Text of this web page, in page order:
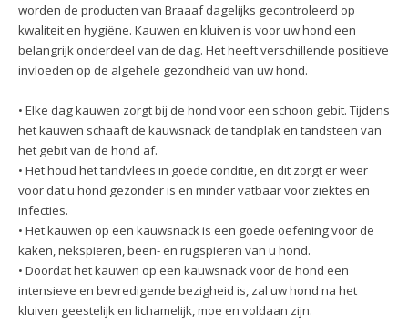
worden de producten van Braaaf dagelijks gecontroleerd op
kwaliteit en hygiëne. Kauwen en kluiven is voor uw hond een
belangrijk onderdeel van de dag. Het heeft verschillende positieve
invloeden op de algehele gezondheid van uw hond.
• Elke dag kauwen zorgt bij de hond voor een schoon gebit. Tijdens
het kauwen schaaft de kauwsnack de tandplak en tandsteen van
het gebit van de hond af.
• Het houd het tandvlees in goede conditie, en dit zorgt er weer
voor dat u hond gezonder is en minder vatbaar voor ziektes en
infecties.
• Het kauwen op een kauwsnack is een goede oefening voor de
kaken, nekspieren, been- en rugspieren van u hond.
• Doordat het kauwen op een kauwsnack voor de hond een
intensieve en bevredigende bezigheid is, zal uw hond na het
kluiven geestelijk en lichamelijk, moe en voldaan zijn.